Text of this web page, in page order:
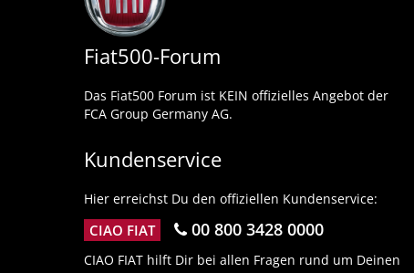
Fiat500-Forum
Das Fiat500 Forum ist KEIN offizielles Angebot der
FCA Group Germany AG.
Kundenservice
Hier erreichst Du den offiziellen Kundenservice:
CIAO FIAT 00 800 3428 0000
CIAO FIAT hilft Dir bei allen Fragen rund um Deinen